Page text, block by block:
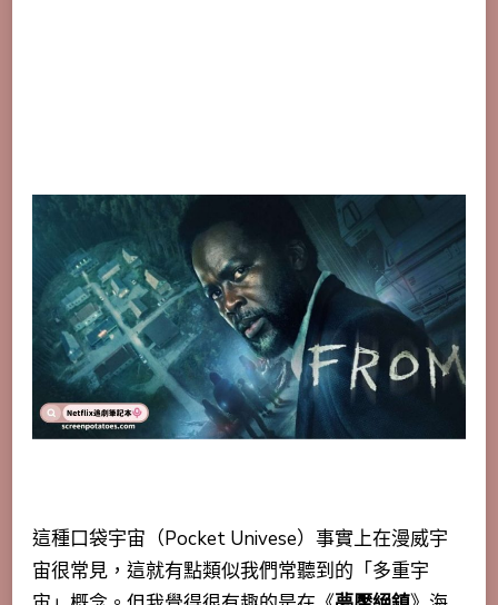
這種口袋宇宙（Pocket Univese）事實上在漫威宇
宙很常見，這就有點類似我們常聽到的「多重宇